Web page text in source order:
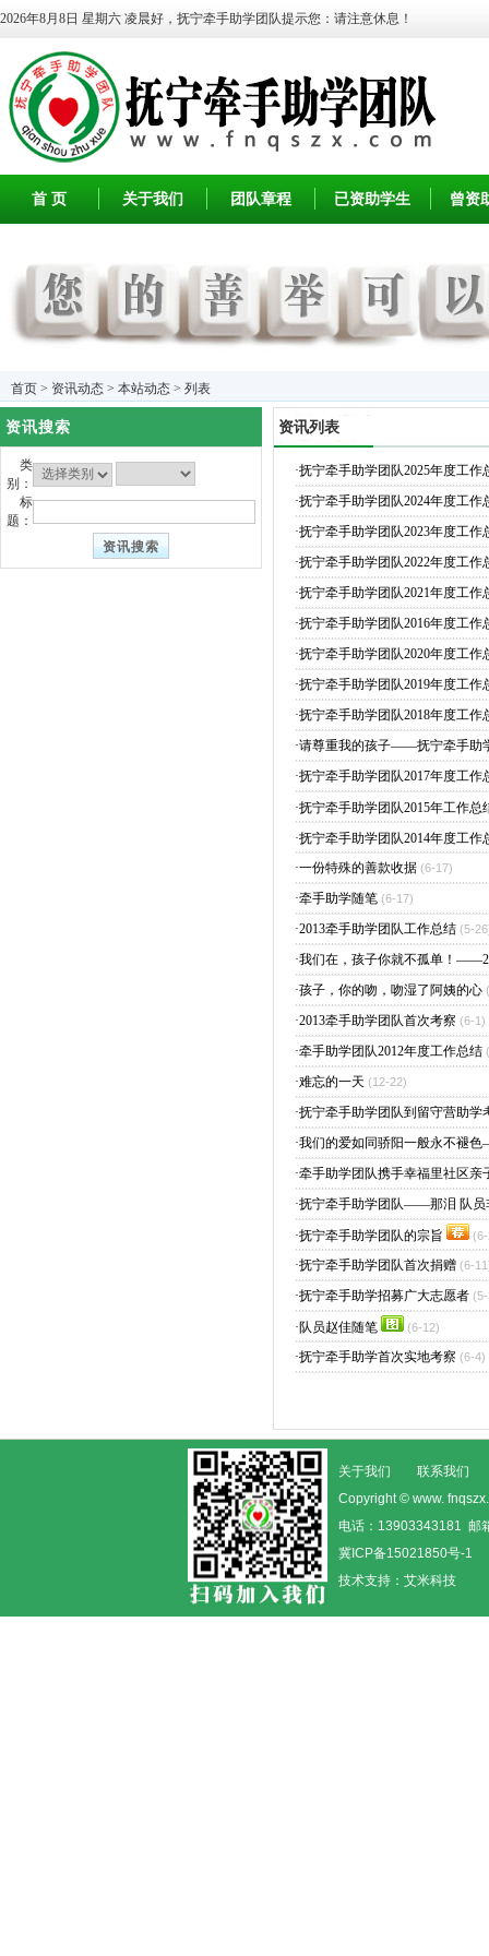
2026年8月8日 星期六 凌晨好，抚宁牵手助学团队提示您：请注意休息！
首 页 关于我们 团队章程 已资助学生 曾资
首页 > 资讯动态 > 本站动态 > 列表
资讯搜索
类
别：
标
题：
资讯列表
·抚宁牵手助学团队2025年度工作
·抚宁牵手助学团队2024年度工作
·抚宁牵手助学团队2023年度工作
·抚宁牵手助学团队2022年度工作
·抚宁牵手助学团队2021年度工作
·抚宁牵手助学团队2016年度工作
·抚宁牵手助学团队2020年度工作
·抚宁牵手助学团队2019年度工作
·抚宁牵手助学团队2018年度工作
·请尊重我的孩子——抚宁牵手助
·抚宁牵手助学团队2017年度工作
·抚宁牵手助学团队2015年工作总
·抚宁牵手助学团队2014年度工作
·一份特殊的善款收据 (6-17)
·牵手助学随笔 (6-17)
·2013牵手助学团队工作总结 (5-
·我们在，孩子你就不孤单！
·孩子，你的吻，吻湿了阿姨的心
·2013牵手助学团队首次考察 (6-1)
·牵手助学团队2012年度工作总结
·难忘的一天 (12-22)
·抚宁牵手助学团队到留守营助学
·我们的爱如同骄阳一般永不褪
·牵手助学团队携手幸福里社区
·抚宁牵手助学团队——那泪 队员
·抚宁牵手助学团队的宗旨
·抚宁牵手助学团队首次捐赠 (6-
·抚宁牵手助学招募广大志愿者
·队员赵佳随笔 (6-12)
·抚宁牵手助学首次实地考察 (6-4)
关于我们
联系我们
Copyright © www.
电话：13903343181 邮
冀ICP备15021850号-1
技术支持： 艾米科技